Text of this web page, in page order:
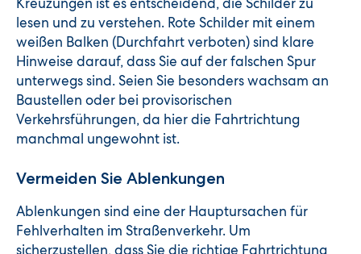
lesen und zu verstehen. Rote Schilder mit einem
weißen Balken (Durchfahrt verboten) sind klare
Hinweise darauf, dass Sie auf der falschen Spur
unterwegs sind. Seien Sie besonders wachsam an
Baustellen oder bei provisorischen
Verkehrsführungen, da hier die Fahrtrichtung
manchmal ungewohnt ist.
Vermeiden Sie Ablenkungen
Ablenkungen sind eine der Hauptursachen für
Fehlverhalten im Straßenverkehr. Um
sicherzustellen, dass Sie die richtige Fahrtrichtung